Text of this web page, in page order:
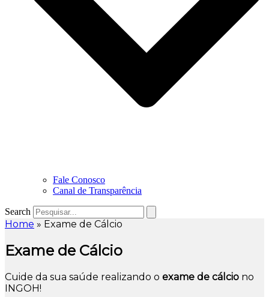
Fale Conosco
Canal de Transparência
Search
Home » Exame de Cálcio
Exame de Cálcio
Cuide da sua saúde realizando o exame de cálcio no
INGOH!